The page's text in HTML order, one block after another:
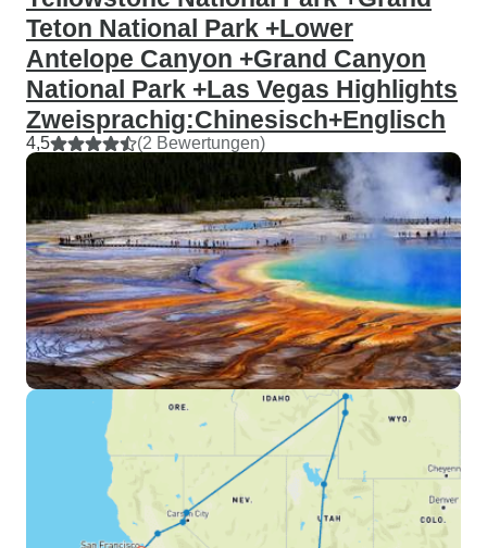
Teton National Park +Lower
Antelope Canyon +Grand Canyon
National Park +Las Vegas Highlights
Zweisprachig:Chinesisch+Englisch
4,5 (2 Bewertungen)